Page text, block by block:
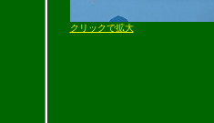
クリックで拡大